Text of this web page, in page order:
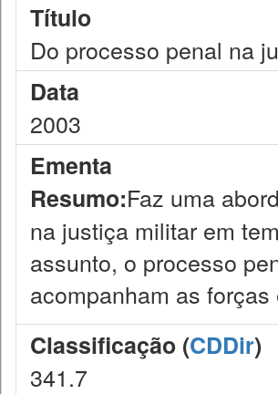
Título
Do processo penal na
Data
2003
Ementa
Resumo:Faz uma
na justiça militar em
assunto, o processo
acompanham as
Classificação (CDDir)
341.7